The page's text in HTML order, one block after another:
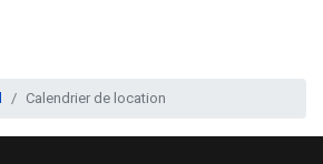
Calendrier de location